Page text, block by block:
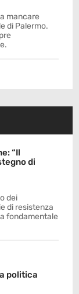
mancare
di Palermo.
“Il
di
dei
di resistenza
fondamentale
politica